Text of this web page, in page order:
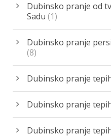
Dubinsko pranje od
Sadu (1)
Dubinsko pranje
(8)
Dubinsko pranje
Dubinsko pranje
Dubinsko pranje